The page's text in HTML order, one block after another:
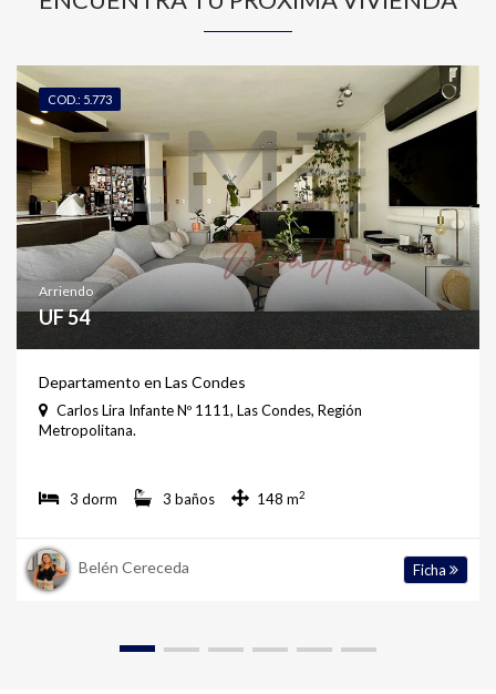
COD.: 5.773
Arriendo
UF 54
Departamento en Las Condes
Carlos Lira Infante Nº 1111, Las Condes, Región
Metropolitana.
3 dorm 3 baños 148 m2
Belén Cereceda Ficha